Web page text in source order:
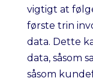
vigtigt at
første trin
data. Dette
data, såsom
såsom